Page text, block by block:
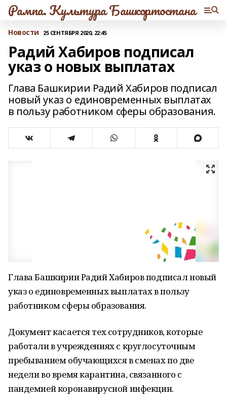
Рампа. Культура Башкортостана
Новости 25 СЕНТЯБРЯ 2020, 22:45
Радий Хабиров подписал
указ о новых выплатах
Глава Башкирии Радий Хабиров подписал
новый указ о единовременных выплатах
в пользу работником сферы образования.
Глава Башкирии Радий Хабиров подписал новый
указ о единовременных выплатах в пользу
работником сферы образования.
Документ касается тех сотрудников, которые
работали в учреждениях с круглосуточным
пребыванием обучающихся в сменах по две
недели во время карантина, связанного с
пандемией коронавирусной инфекции.